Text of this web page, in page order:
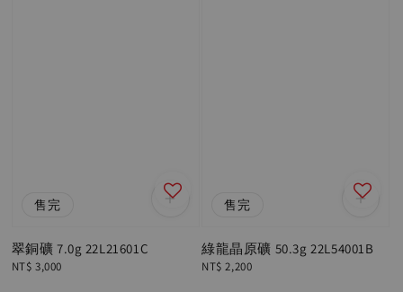
售完
翠銅礦 7.0g 22L21601C
Regular
NT$ 3,000
售完
綠龍晶原礦 50.3g 22L54001B
Regular
NT$ 2,200